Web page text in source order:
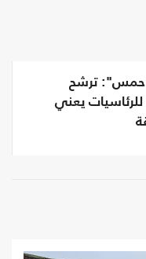
ترشح
للرئاسيات يعني